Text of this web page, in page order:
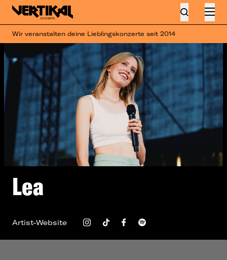
Wir veranstalten deine Lieblingskonzerte seit 2014
Lea
Artist-Website